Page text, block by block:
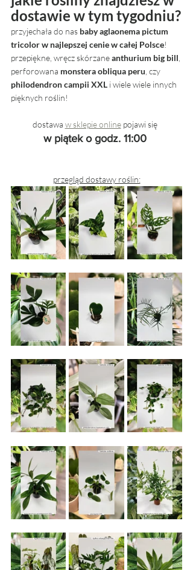
dostawie w tym tygodniu?
przyjechała do nas baby aglaonema pictum
tricolor w najlepszej cenie w całej Polsce!
przepiękne, wręcz skórzane anthurium big bill
perforowana monstera obliqua peru , czy
philodendron campii XXL i wiele wiele innych
pięknych roślin!
dostawa w sklepie online pojawi się
w piątek o godz. 11:00
przegląd dostawy roślin: